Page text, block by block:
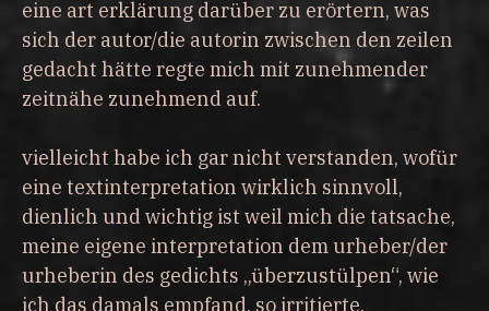
eine art erklärung darüber zu erörtern, was
sich der autor/die autorin zwischen den zeilen
gedacht hätte regte mich mit zunehmender
zeitnähe zunehmend auf.
vielleicht habe ich gar nicht verstanden, wofür
eine textinterpretation wirklich sinnvoll,
dienlich und wichtig ist weil mich die tatsache,
meine eigene interpretation dem urheber/der
urheberin des gedichts „überzustülpen“, wie
ich das damals empfand, so irritierte.